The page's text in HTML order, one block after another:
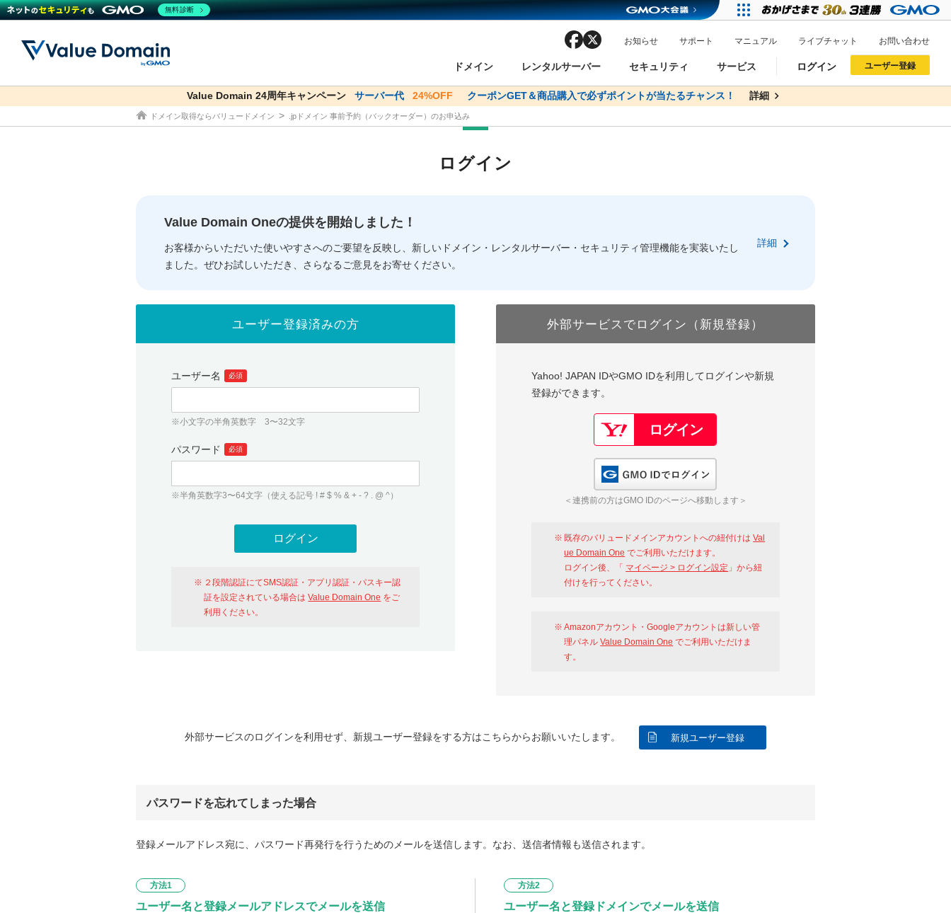
ドメイン
ドメイン ドメイン検索
ドメイン一括検索
人気ドメインの種類 WHOIS検索
レンタルサーバー
レンタルサーバー コアサーバー
セキュリティ
セキュリティ Value Domain ネットde診断
サービス
サービス お得意様割引
バリュードメインAPI
facebook お知らせ サポート マニュアル ライブチャット お問い合わせ
ログイン
従来のバリュードメインをご利用希望の方 おすすめ One レンタルサーバーを含む最新の機能を使う方
以下でもログイン可能
ユーザー登録
従来のバリュードメインをご利用希望の方 おすすめ One レンタルサーバーを含む最新の機能を使う方
以下でも登録可能
Value Domain 24周年キャンペーン サーバー代 24%OFF クーポンGET＆商品購入で必ずポイントが当たるチャンス！ 詳細
co.jpドメイン✕コアサーバーV2ビジネス応援キャンペーン サーバー料金1年間無料 詳細
ドメイン取得ならバリュードメイン .jpドメイン 事前予約（バックオーダー）のお申込み
ログイン
Value Domain Oneの提供を開始しました！
お客様からいただいた使いやすさへのご要望を反映し、新しいドメイン・レンタルサーバー・セキュリティ管理機能を実装いたし
ました。ぜひお試しいただき、さらなるご意見をお寄せください。
詳細
ユーザー登録済みの方
ユーザー名 必須
※小文字の半角英数字 3〜32文字
パスワード 必須
※半角英数字3〜64文字（使える記号 ! # $ % & + - ? . @ ^）
２段階認証にてSMS認証・アプリ認証・パスキー認
証を設定されている場合はValue Domain One をご
利用ください。
外部サービスでログイン（新規登録）
Yahoo! JAPAN IDやGMO IDを利用してログインや新規
登録ができます。
＜連携前の方はGMO IDのページへ移動します＞
既存のバリュードメインアカウントへの紐付けはVal
ue Domain One でご利用いただけます。
ログイン後、「 マイページ > ログイン設定 」から紐
付けを行ってください。
Amazonアカウント・Googleアカウントは新しい管
理パネルValue Domain One でご利用いただけま
す。
外部サービスのログインを利用せず、新規ユーザー登録をする方はこちらからお願いいたします。 新規ユーザー登録
パスワードを忘れてしまった場合
登録メールアドレス宛に、パスワード再発行を行うためのメールを送信します。なお、送信者情報も送信されます。
方法1
ユーザー名と登録メールアドレスでメールを送信
方法2
ユーザー名と登録ドメインでメールを送信
無料診断